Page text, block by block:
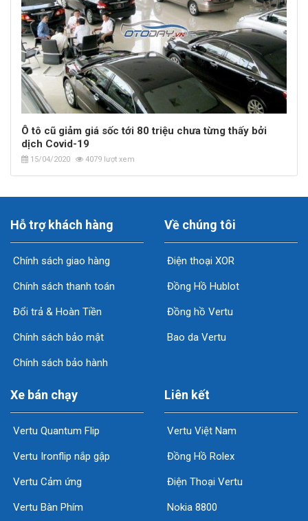
Ô tô cũ giảm giá sốc tới 80 triệu chưa từng thấy bởi
dịch Covid-19
15/04/2020 4079 lượt xem
Hỗ trợ khách hàng
Chính sách giao hàng
Chính sách thanh toán
Đổi trả & Hoàn Tiền
Chính sách bảo mật
Chính sách bảo hành
Về chúng tôi
Điện thoại XOR
Đồng Hồ Hublot
Đồng hồ Vertu
Bao da Vertu
Xe bán chạy
Vertu Quantum Flip
Vertu Ironflip nắp gập
Vertu Cảm ứng
Vertu Bàn Phím
Liên kết
Vertu Việt Nam
Đồng Hồ Rolex
Điện Thoại Vertu
Nokia 8800